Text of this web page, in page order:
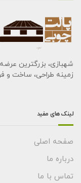
شهبازی، بزرگترین
زمینه طراحی، ساخت و
لینک های مفید
صفحه اصلی
درباره ما
تماس با ما